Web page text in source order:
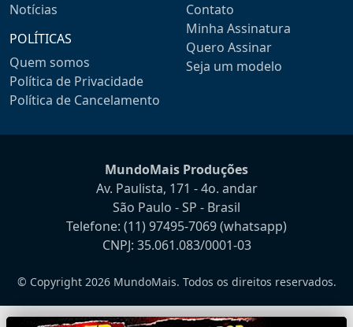
Notícias
POLÍTICAS
Quem somos
Política de Privacidade
Política de Cancelamento
Contato
Minha Assinatura
Quero Assinar
Seja um modelo
MundoMais Produções
Av. Paulista, 171 - 4o. andar
São Paulo - SP - Brasil
Telefone: (11) 97495-7069(whatsapp)
CNPJ: 35.061.083/0001-03
© Copyright 2026 MundoMais. Todos os direitos reservados.